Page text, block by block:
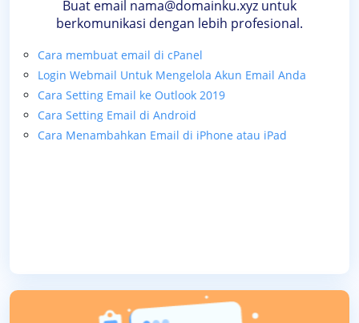
Buat email nama@domainku.xyz untuk
berkomunikasi dengan lebih profesional.
Cara membuat email di cPanel
Login Webmail Untuk Mengelola Akun Email Anda
Cara Setting Email ke Outlook 2019
Cara Setting Email di Android
Cara Menambahkan Email di iPhone atau iPad